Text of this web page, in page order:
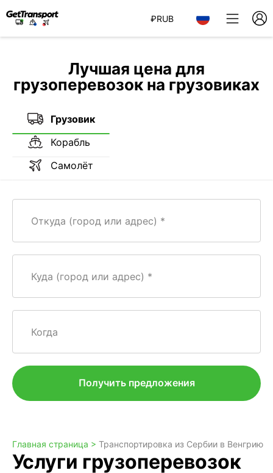
₽RUB
Лучшая цена для
грузоперевозок на грузовиках
Грузовик
Корабль
Самолёт
Откуда (город или адрес)
Куда (город или адрес)
Когда
Получить предложения
Главная страница > Транспортировка из Сербии в Венгрию
Услуги грузоперевозок